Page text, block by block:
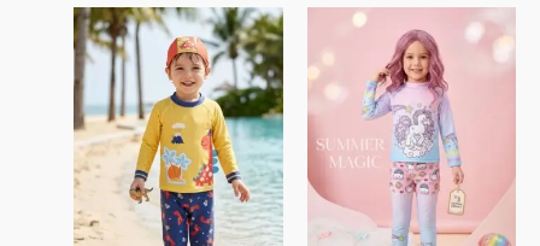
此
產
品
有
多
種
款
式。
此
式。